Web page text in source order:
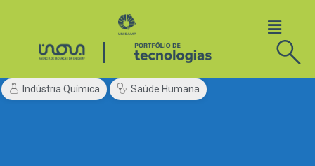
Indústria Química Saúde Humana